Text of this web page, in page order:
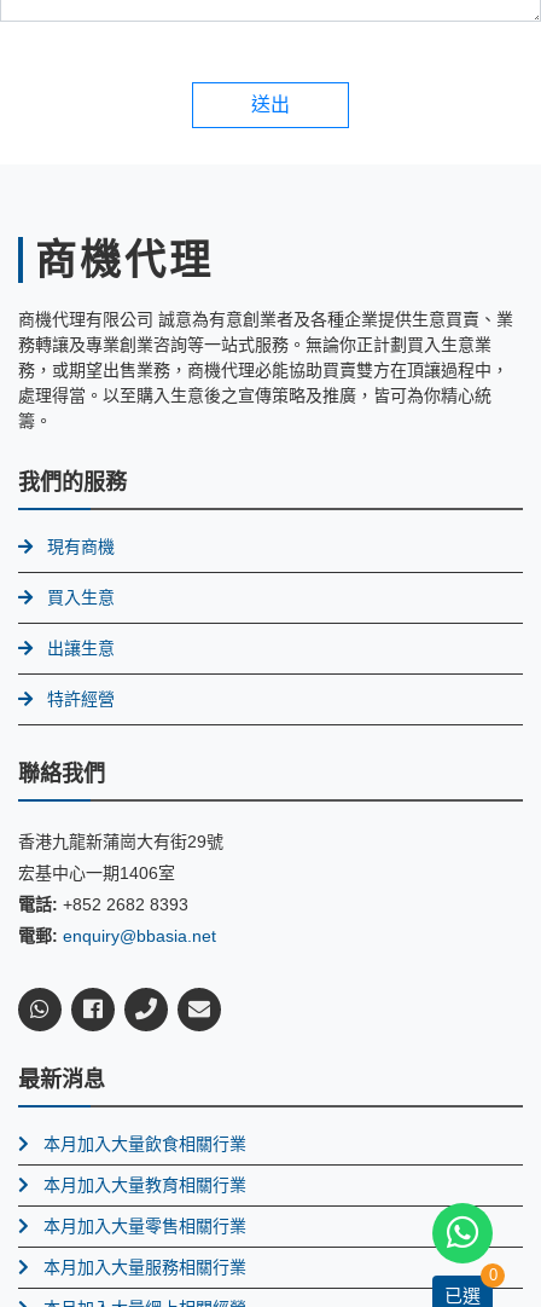
送出
商機代理
商機代理有限公司 誠意為有意創業者及各種企業提供生意買賣、業
務轉讓及專業創業咨詢等一站式服務。無論你正計劃買入生意業
務，或期望出售業務，商機代理必能協助買賣雙方在頂讓過程中，
處理得當。以至購入生意後之宣傳策略及推廣，皆可為你精心統
籌。
我們的服務
現有商機
買入生意
出讓生意
特許經營
聯絡我們
香港九龍新蒲崗大有街29號
宏基中心一期1406室
電話: +852 2682 8393
電郵: enquiry@bbasia.net
最新消息
本月加入大量飲食相關行業
本月加入大量教育相關行業
本月加入大量零售相關行業
本月加入大量服務相關行業
已選
0